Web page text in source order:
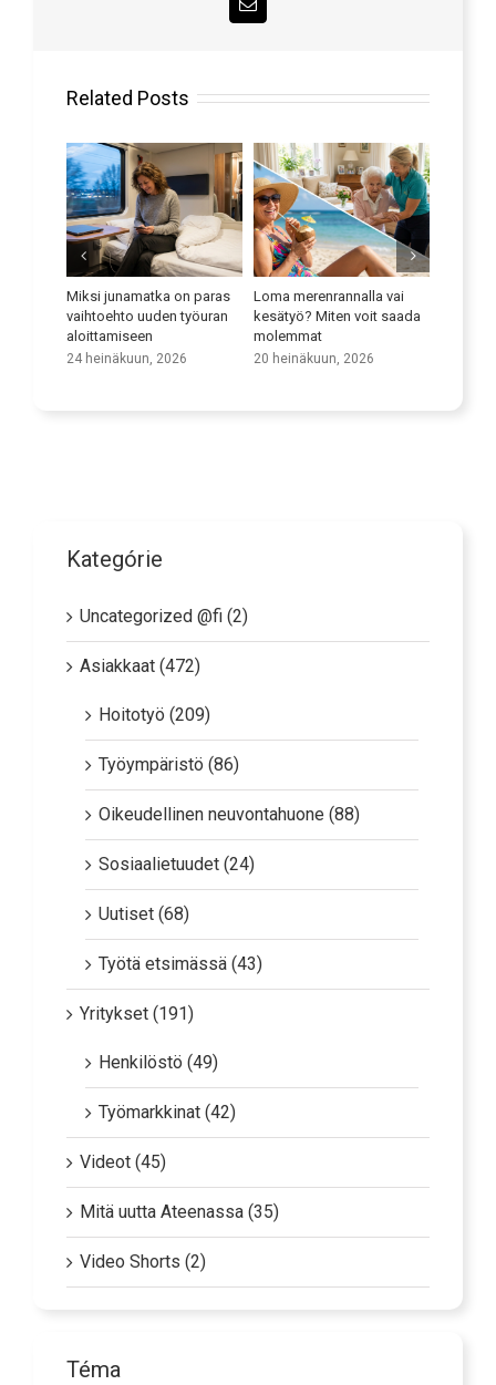
Email
Related Posts
Miksi junamatka on paras
vaihtoehto uuden työuran
aloittamiseen
24 heinäkuun, 2026
Loma merenrannalla vai
kesätyö? Miten voit saada
molemmat
20 heinäkuun, 2026
Kategórie
Uncategorized @fi (2)
Asiakkaat (472)
Hoitotyö (209)
Työympäristö (86)
Oikeudellinen neuvontahuone (88)
Sosiaalietuudet (24)
Uutiset (68)
Työtä etsimässä (43)
Yritykset (191)
Henkilöstö (49)
Työmarkkinat (42)
Videot (45)
Mitä uutta Ateenassa (35)
Video Shorts (2)
Téma